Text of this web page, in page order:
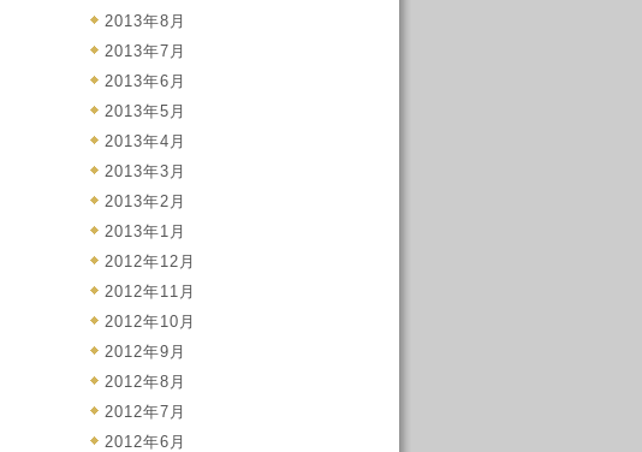
2013年8月
2013年7月
2013年6月
2013年5月
2013年4月
2013年3月
2013年2月
2013年1月
2012年12月
2012年11月
2012年10月
2012年9月
2012年8月
2012年7月
2012年6月